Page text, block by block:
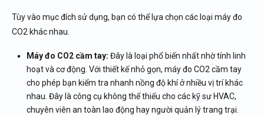
Tùy vào mục đích sử dụng, bạn có thể lựa chọn các loại máy đo
CO2 khác nhau.
Máy đo CO2 cầm tay: Đây là loại phổ biến nhất nhờ tính linh
hoạt và cơ động. Với thiết kế nhỏ gọn, máy đo CO2 cầm tay
cho phép bạn kiểm tra nhanh nồng độ khí ở nhiều vị trí khác
nhau. Đây là công cụ không thể thiếu cho các kỹ sư HVAC,
chuyên viên an toàn lao động hay người quản lý trang trại.